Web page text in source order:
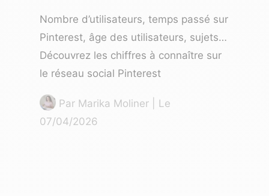
Nombre d’utilisateurs, temps passé sur
Pinterest, âge des utilisateurs, sujets…
Découvrez les chiffres à connaître sur
le réseau social Pinterest
Par Marika Moliner | Le
07/04/2026